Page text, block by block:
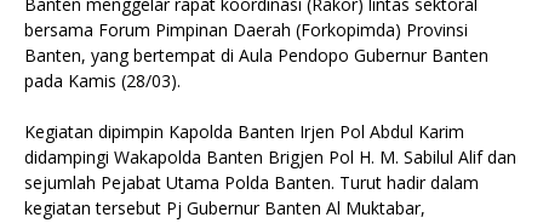
bersama Forum Pimpinan Daerah (Forkopimda) Provinsi
Banten, yang bertempat di Aula Pendopo Gubernur Banten
pada Kamis (28/03).
Kegiatan dipimpin Kapolda Banten Irjen Pol Abdul Karim
didampingi Wakapolda Banten Brigjen Pol H. M. Sabilul Alif dan
sejumlah Pejabat Utama Polda Banten. Turut hadir dalam
kegiatan tersebut Pj Gubernur Banten Al Muktabar,